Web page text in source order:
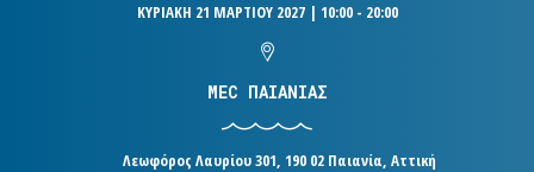
ΚΥΡΙΑΚΗ 21 ΜΑΡΤΙΟΥ 2027 | 10:00 - 20:00
MEC ΠΑΙΑΝΙΑΣ
Λεωφόρος Λαυρίου 301, 190 02 Παιανία, Αττική